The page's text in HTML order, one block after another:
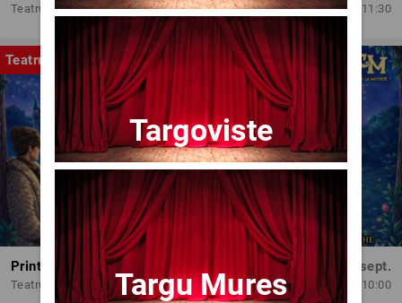
Teatrul Amzei 11:30
Teatru
Printesele fermecate
Teatrul Amzei
Dum, 13 sept.
10:00
Targoviste
Targu Mures